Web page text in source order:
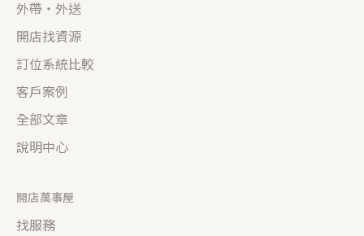
外帶・外送
開店找資源
訂位系統比較
客戶案例
全部文章
說明中心
開店萬事屋
找服務